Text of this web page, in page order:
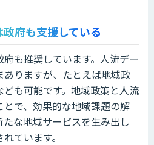
府も支援している
も推奨しています。人流デー
りますが、たとえば地域政
も可能です。地域政策と人流
で、効果的な地域課題の解
な地域サービスを生み出し
ています。